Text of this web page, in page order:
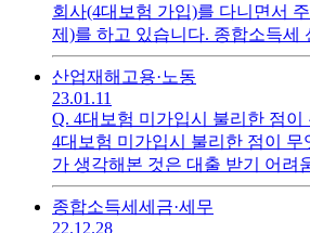
회사(4대보험 가입)를 다니면서
제)를 하고 있습니다. 종합소득세
금한 점이 있습니다.1. 국세청에
래 종합소득세를 ARS 신고로 진
택스에서 신고내역을 조회해보니
뜨길래 손택스 통해서 다시 신고
부속 서류 제출이라는 메뉴에서
신고한 내역 두개가 조회되는데
중신고라면 둘 중 하나는 취소해
이라는 어플에서 조회되는 환급금
산업재해 고용·노동
23.01.11
Q. 4대보험 미가입시 불리한 점이
4대보험 미가입시 불리한 점이 무
가 생각해본 것은 대출 받기 어려
기 등이었는데요.. 이 외에도 청약
그런지는 모르겠으며 그냥 제 생
종합소득세 세금·세무
22.12.28